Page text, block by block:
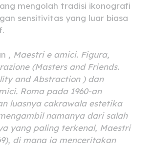
mengolah tradisi ikonografi
sensitivitas yang luar biasa
, Maestri e amici. Figura,
(Masters and Friends.
and Abstraction )dan
Roma pada 1960-an
luasnya cakrawala estetika
namanya dari salah
yang paling terkenal, Maestri
di mana ia menceritakan